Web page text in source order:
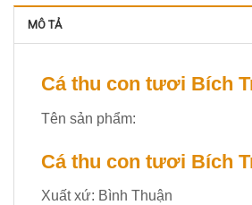
MÔ TẢ
Cá thu con tươi Bích
Tên sản phẩm:
Cá thu con tươi Bích
Xuất xứ: Bình Thuận